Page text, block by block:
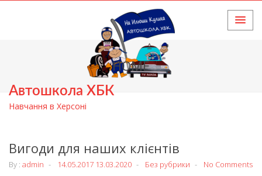
Автошкола ХБК
Навчання в Херсоні
HOME
Вигоди для наших клієнтів
By : admin 14.05.2017 13.03.2020 Без рубрики No Comments